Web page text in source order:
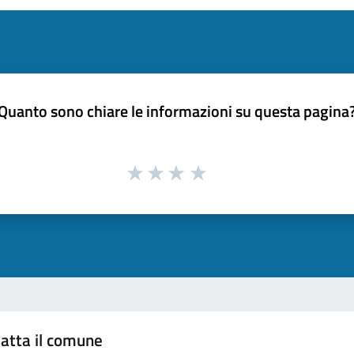
sono chiare le informazioni su questa
il comune